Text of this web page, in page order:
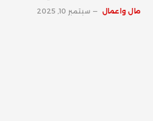
مال واعمال سبتمبر 10, 2025